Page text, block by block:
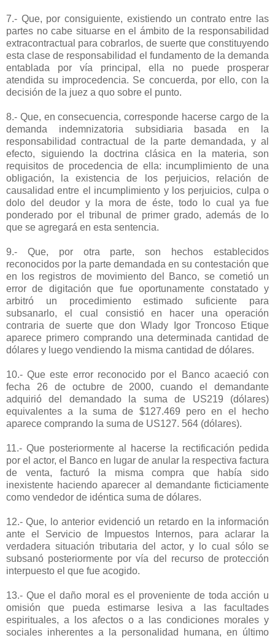
7.- Que, por consiguiente, existiendo un contrato entre las
partes no cabe situarse en el ámbito de la responsabilidad
extracontractual para cobrarlos, de suerte que constituyendo
esta clase de responsabilidad el fundamento de la demanda
entablada por vía principal, ella no puede prosperar
atendida su improcedencia. Se concuerda, por ello, con la
decisión de la juez a quo sobre el punto.
8.- Que, en consecuencia, corresponde hacerse cargo de la
demanda indemnizatoria subsidiaria basada en la
responsabilidad contractual de la parte demandada, y al
efecto, siguiendo la doctrina clásica en la materia, son
requisitos de procedencia de ella: incumplimiento de una
obligación, la existencia de los perjuicios, relación de
causalidad entre el incumplimiento y los perjuicios, culpa o
dolo del deudor y la mora de éste, todo lo cual ya fue
ponderado por el tribunal de primer grado, además de lo
que se agregará en esta sentencia.
9.- Que, por otra parte, son hechos establecidos
reconocidos por la parte demandada en su contestación que
en los registros de movimiento del Banco, se cometió un
error de digitación que fue oportunamente constatado y
arbitró un procedimiento estimado suficiente para
subsanarlo, el cual consistió en hacer una operación
contraria de suerte que don Wlady Igor Troncoso Etique
aparece primero comprando una determinada cantidad de
dólares y luego vendiendo la misma cantidad de dólares.
10.- Que este error reconocido por el Banco acaeció con
fecha 26 de octubre de 2000, cuando el demandante
adquirió del demandado la suma de US219 (dólares)
equivalentes a la suma de $127.469 pero en el hecho
aparece comprando la suma de US127. 564 (dólares).
11.- Que posteriormente al hacerse la rectificación pedida
por el actor, el Banco en lugar de anular la respectiva factura
de venta, facturó la misma compra que había sido
inexistente haciendo aparecer al demandante ficticiamente
como vendedor de idéntica suma de dólares.
12.- Que, lo anterior evidenció un retardo en la información
ante el Servicio de Impuestos Internos, para aclarar la
verdadera situación tributaria del actor, y lo cual sólo se
subsanó posteriormente por vía del recurso de protección
interpuesto el que fue acogido.
13.- Que el daño moral es el proveniente de toda acción u
omisión que pueda estimarse lesiva a las facultades
espirituales, a los afectos o a las condiciones morales y
sociales inherentes a la personalidad humana, en último